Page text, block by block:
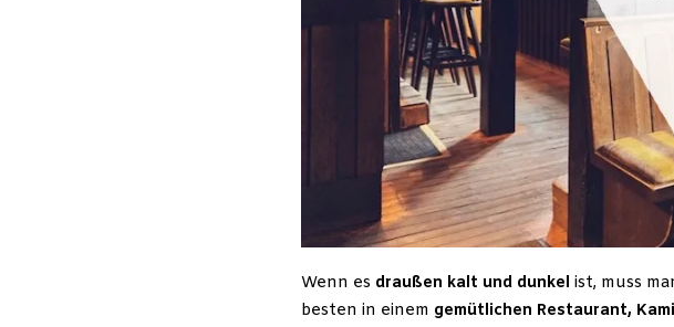
Wenn es draußen kalt und dunkel ist, muss
besten in einem gemütlichen Restaurant,